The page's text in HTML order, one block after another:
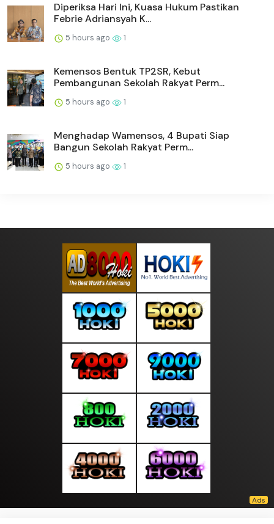
Diperiksa Hari Ini, Kuasa Hukum Pastikan
Febrie Adriansyah K...
5 hours ago 1
Kemensos Bentuk TP2SR, Kebut
Pembangunan Sekolah Rakyat Perm...
5 hours ago 1
Menghadap Wamensos, 4 Bupati Siap
Bangun Sekolah Rakyat Perm...
5 hours ago 1